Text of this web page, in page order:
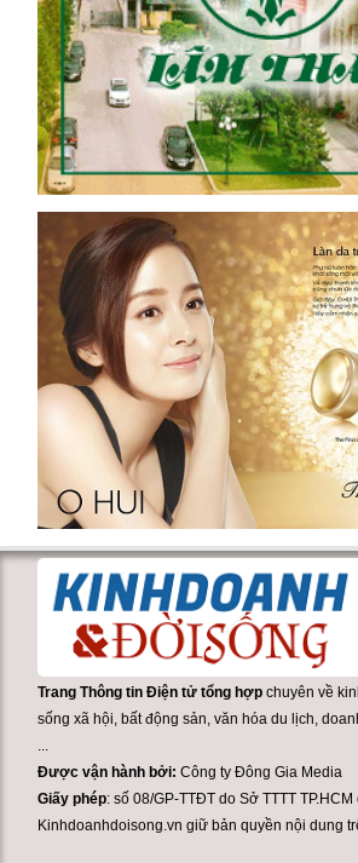
Trang Thông tin Điện tử tổng hợp chuyên về
sống xã hội, bất động sản, văn hóa du lịch,
...
Được vận hành bởi:Công ty Đông Gia Media
Giấy phép: số 08/GP-TTĐT do Sở TTTT
Kinhdoanhdoisong.vn giữ bản quyền nội dung